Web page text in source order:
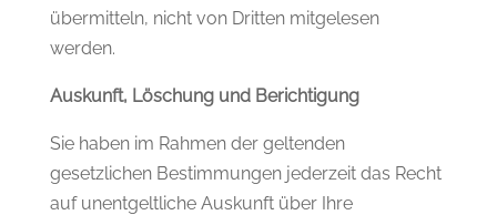
übermitteln, nicht von Dritten mitgelesen
werden.
Auskunft, Löschung und Berichtigung
Sie haben im Rahmen der geltenden
gesetzlichen Bestimmungen jederzeit das Recht
auf unentgeltliche Auskunft über Ihre